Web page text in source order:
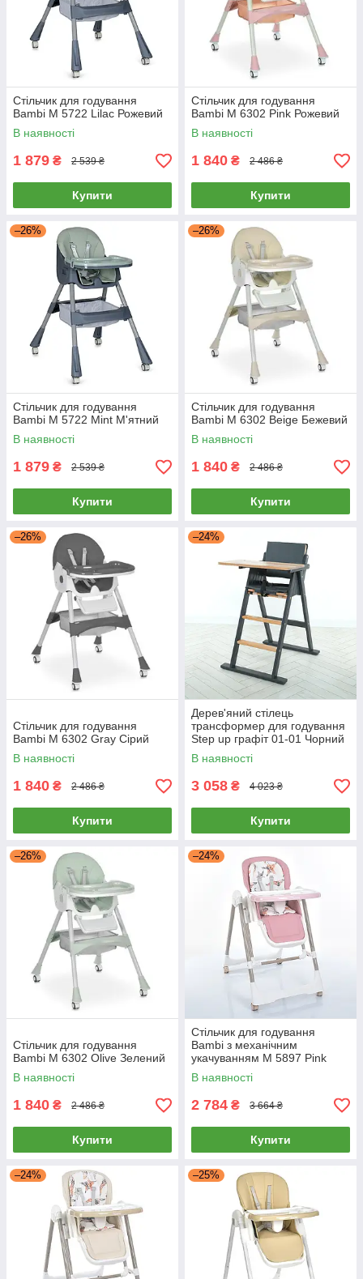
Стільчик для годування
Bambi M 5722 Lilac Рожевий
В наявності
1 879 ₴ 2 539 ₴
Купити
Стільчик для годування
Bambi M 6302 Pink Рожевий
В наявності
1 840 ₴ 2 486 ₴
Купити
–26%
Стільчик для годування
Bambi M 5722 Mint М'ятний
В наявності
1 879 ₴ 2 539 ₴
Купити
–26%
Стільчик для годування
Bambi M 6302 Beige Бежевий
В наявності
1 840 ₴ 2 486 ₴
Купити
–26%
Стільчик для годування
Bambi M 6302 Gray Сірий
В наявності
1 840 ₴ 2 486 ₴
Купити
–24%
Дерев'яний стілець
трансформер для годування
Step up графiт 01-01 Чорний
В наявності
3 058 ₴ 4 023 ₴
Купити
–26%
Стільчик для годування
Bambi M 6302 Olive Зелений
В наявності
1 840 ₴ 2 486 ₴
Купити
–24%
Стільчик для годування
Bambi з механічним
укачуванням M 5897 Pink
Рожевий
В наявності
2 784 ₴ 3 664 ₴
Купити
–24% –25%